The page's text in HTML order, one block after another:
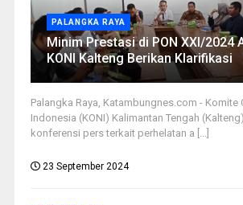
PALANGKA RAYA
Minim Prestasi di PON XXI/2024
KONI Kalteng Berikan Klarifikasi
Palangka Raya, Katambungnes.com - Komite
Indonesia (KONI) Kalimantan Tengah
konferensi pers terkait perhelatan a [...]
23 September 2024